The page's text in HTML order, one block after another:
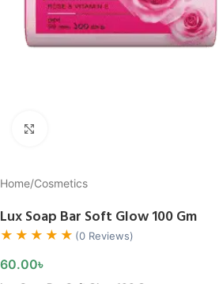
Home/Cosmetics
Lux Soap Bar Soft Glow 100 Gm
★★★★★ (0 Reviews)
60.00৳